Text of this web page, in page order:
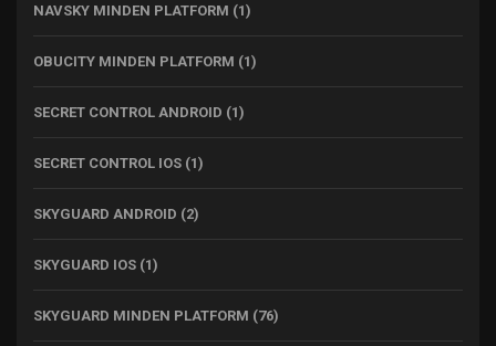
NAVSKY MINDEN PLATFORM (1)
OBUCITY MINDEN PLATFORM (1)
SECRET CONTROL ANDROID (1)
SECRET CONTROL IOS (1)
SKYGUARD ANDROID (2)
SKYGUARD IOS (1)
SKYGUARD MINDEN PLATFORM (76)